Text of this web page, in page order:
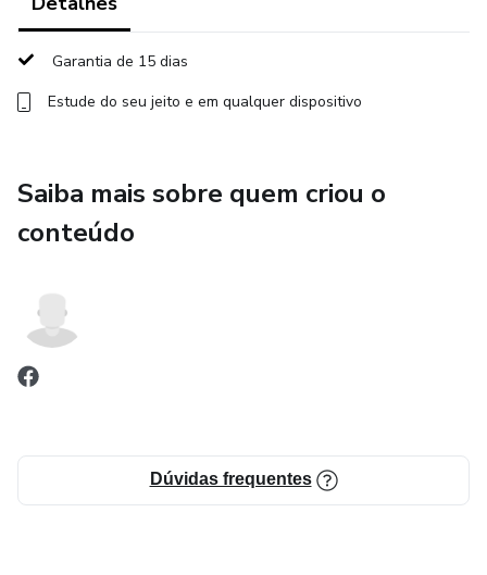
Garantia de 15 dias
Estude do seu jeito e em qualquer dispositivo
Saiba mais sobre quem criou o
conteúdo
Dúvidas frequentes